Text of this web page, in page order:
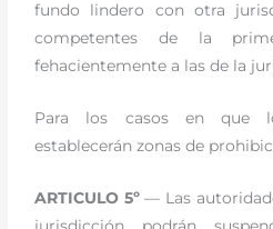
fundo lindero con otra
competentes de la
fehacientemente a las de la
Para los casos en que
establecerán zonas de
ARTICULO 5º— Las